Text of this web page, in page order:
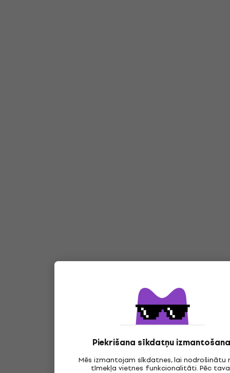
Piekrišana sīkdatņu
Mēs izmantojam sīkdatnes, lai nodrošinātu
tīmekļa vietnes funkcionalitāti. Pēc